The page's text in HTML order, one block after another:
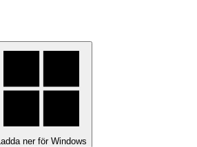
Ladda ner för Windows